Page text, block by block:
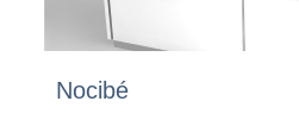
Nocibé